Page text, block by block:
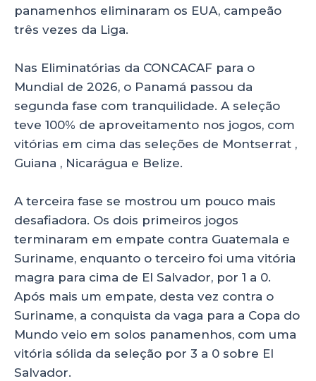
panamenhos eliminaram os EUA, campeão
três vezes da Liga.
Nas Eliminatórias da CONCACAF para o
Mundial de 2026, o Panamá passou da
segunda fase com tranquilidade. A seleção
teve 100% de aproveitamento nos jogos, com
vitórias em cima das seleções de Montserrat ,
Guiana , Nicarágua e Belize.
A terceira fase se mostrou um pouco mais
desafiadora. Os dois primeiros jogos
terminaram em empate contra Guatemala e
Suriname, enquanto o terceiro foi uma vitória
magra para cima de El Salvador, por 1 a 0.
Após mais um empate, desta vez contra o
Suriname, a conquista da vaga para a Copa do
Mundo veio em solos panamenhos, com uma
vitória sólida da seleção por 3 a 0 sobre El
Salvador.